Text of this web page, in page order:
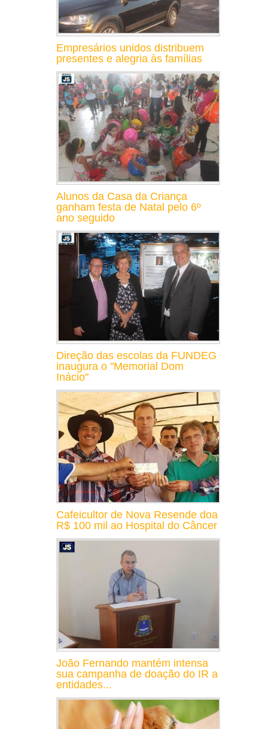
Empresários unidos distribuem
presentes e alegria às famílias
Alunos da Casa da Criança
ganham festa de Natal pelo 6º
ano seguido
Direção das escolas da FUNDEG
inaugura o "Memorial Dom
Inácio"
Cafeicultor de Nova Resende doa
R$ 100 mil ao Hospital do Câncer
João Fernando mantém intensa
sua campanha de doação do IR a
entidades...